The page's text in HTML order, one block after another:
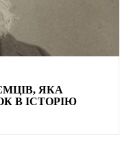
ЯКА
В ІСТОРІЮ